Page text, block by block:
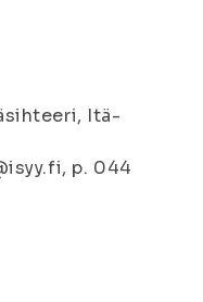
Itä-
p. 044